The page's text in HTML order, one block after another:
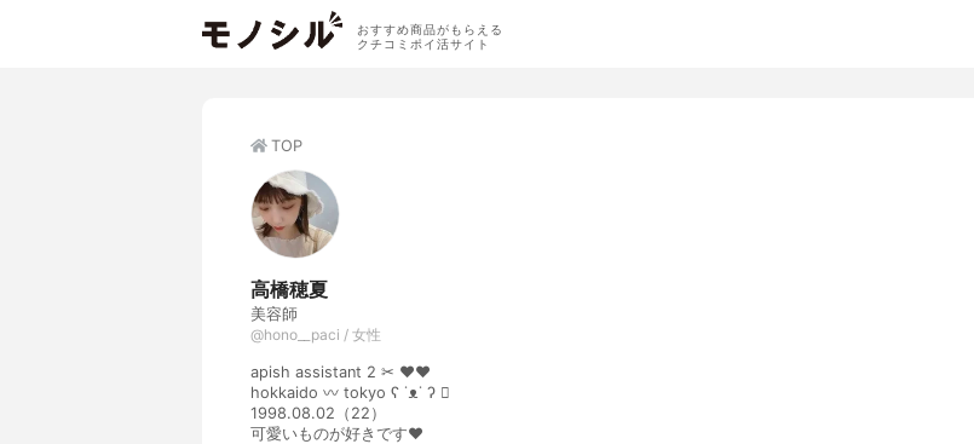
おすすめ商品がもらえる
クチコミポイ活サイト
TOP
高橋穂夏
美容師
@hono__paci / 女性
apish assistant 2 ✂︎ ❤︎❤︎
hokkaido 〰 tokyo ʕ ˙ᴥ˙ ʔ 
1998.08.02（22）
可愛いものが好きです❤︎